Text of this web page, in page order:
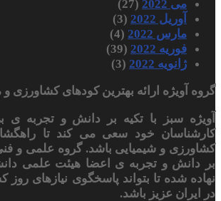
می 2022
(27)
آوریل 2022
(3)
مارس 2022
(4)
فوریه 2022
(39)
ژانویه 2022
(3)
گروه آویژه ارائه بهترین کودهای کشاورزی و
آویژه سبز با تکیه بر دانش و تجربه ی
کارشناسان خود سعی می کند تا
کشاورزی و شیمیایی باشد. گروه علمی و
بر دانش و تجربه ی اعضا هیئت علمی
نهاده شده تا بتواند پاسخگوی نیازهای
در ایران عزیز باشد.